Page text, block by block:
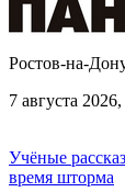
Ростов-на-
7 августа 2026,
Учёные
время шторма